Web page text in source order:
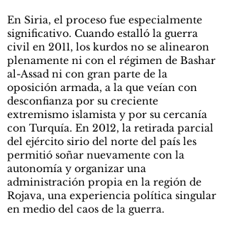
En Siria, el proceso fue especialmente
significativo. Cuando estalló la guerra
civil en 2011, los kurdos no se alinearon
plenamente ni con el régimen de Bashar
al-Assad ni con gran parte de la
oposición armada, a la que veían con
desconfianza por su creciente
extremismo islamista y por su cercanía
con Turquía. En 2012, la retirada parcial
del ejército sirio del norte del país les
permitió soñar nuevamente con la
autonomía y organizar una
administración propia en la región de
Rojava, una experiencia política singular
en medio del caos de la guerra.